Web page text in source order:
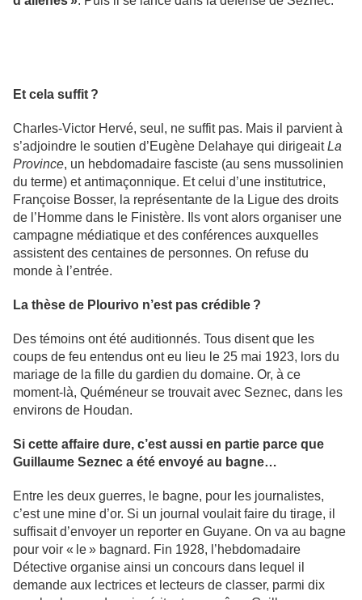
Et cela suffit ?
Charles-Victor Hervé, seul, ne suffit pas. Mais il parvient à
s’adjoindre le soutien d’Eugène Delahaye qui dirigeaitLa
Province, un hebdomadaire fasciste (au sens mussolinien
du terme) et antimaçonnique. Et celui d’une institutrice,
Françoise Bosser, la représentante de la Ligue des droits
de l’Homme dans le Finistère. Ils vont alors organiser une
campagne médiatique et des conférences auxquelles
assistent des centaines de personnes. On refuse du
monde à l’entrée.
La thèse de Plourivo n’est pas crédible ?
Des témoins ont été auditionnés. Tous disent que les
coups de feu entendus ont eu lieu le 25 mai 1923, lors du
mariage de la fille du gardien du domaine. Or, à ce
moment-là, Quéméneur se trouvait avec Seznec, dans les
environs de Houdan.
Si cette affaire dure, c’est aussi en partie parce que
Guillaume Seznec a été envoyé au bagne…
Entre les deux guerres, le bagne, pour les journalistes,
c’est une mine d’or. Si un journal voulait faire du tirage, il
suffisait d’envoyer un reporter en Guyane. On va au bagne
pour voir « le » bagnard. Fin 1928, l’hebdomadaire
Détective organise ainsi un concours dans lequel il
demande aux lectrices et lecteurs de classer, parmi dix